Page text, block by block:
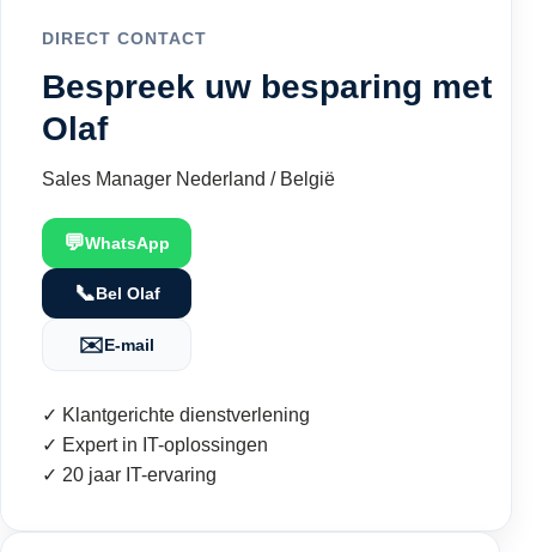
DIRECT CONTACT
Bespreek uw besparing met
Olaf
Sales Manager Nederland / België
💬WhatsApp
📞Bel Olaf
✉️E-mail
✓ Klantgerichte dienstverlening
✓ Expert in IT-oplossingen
✓ 20 jaar IT-ervaring